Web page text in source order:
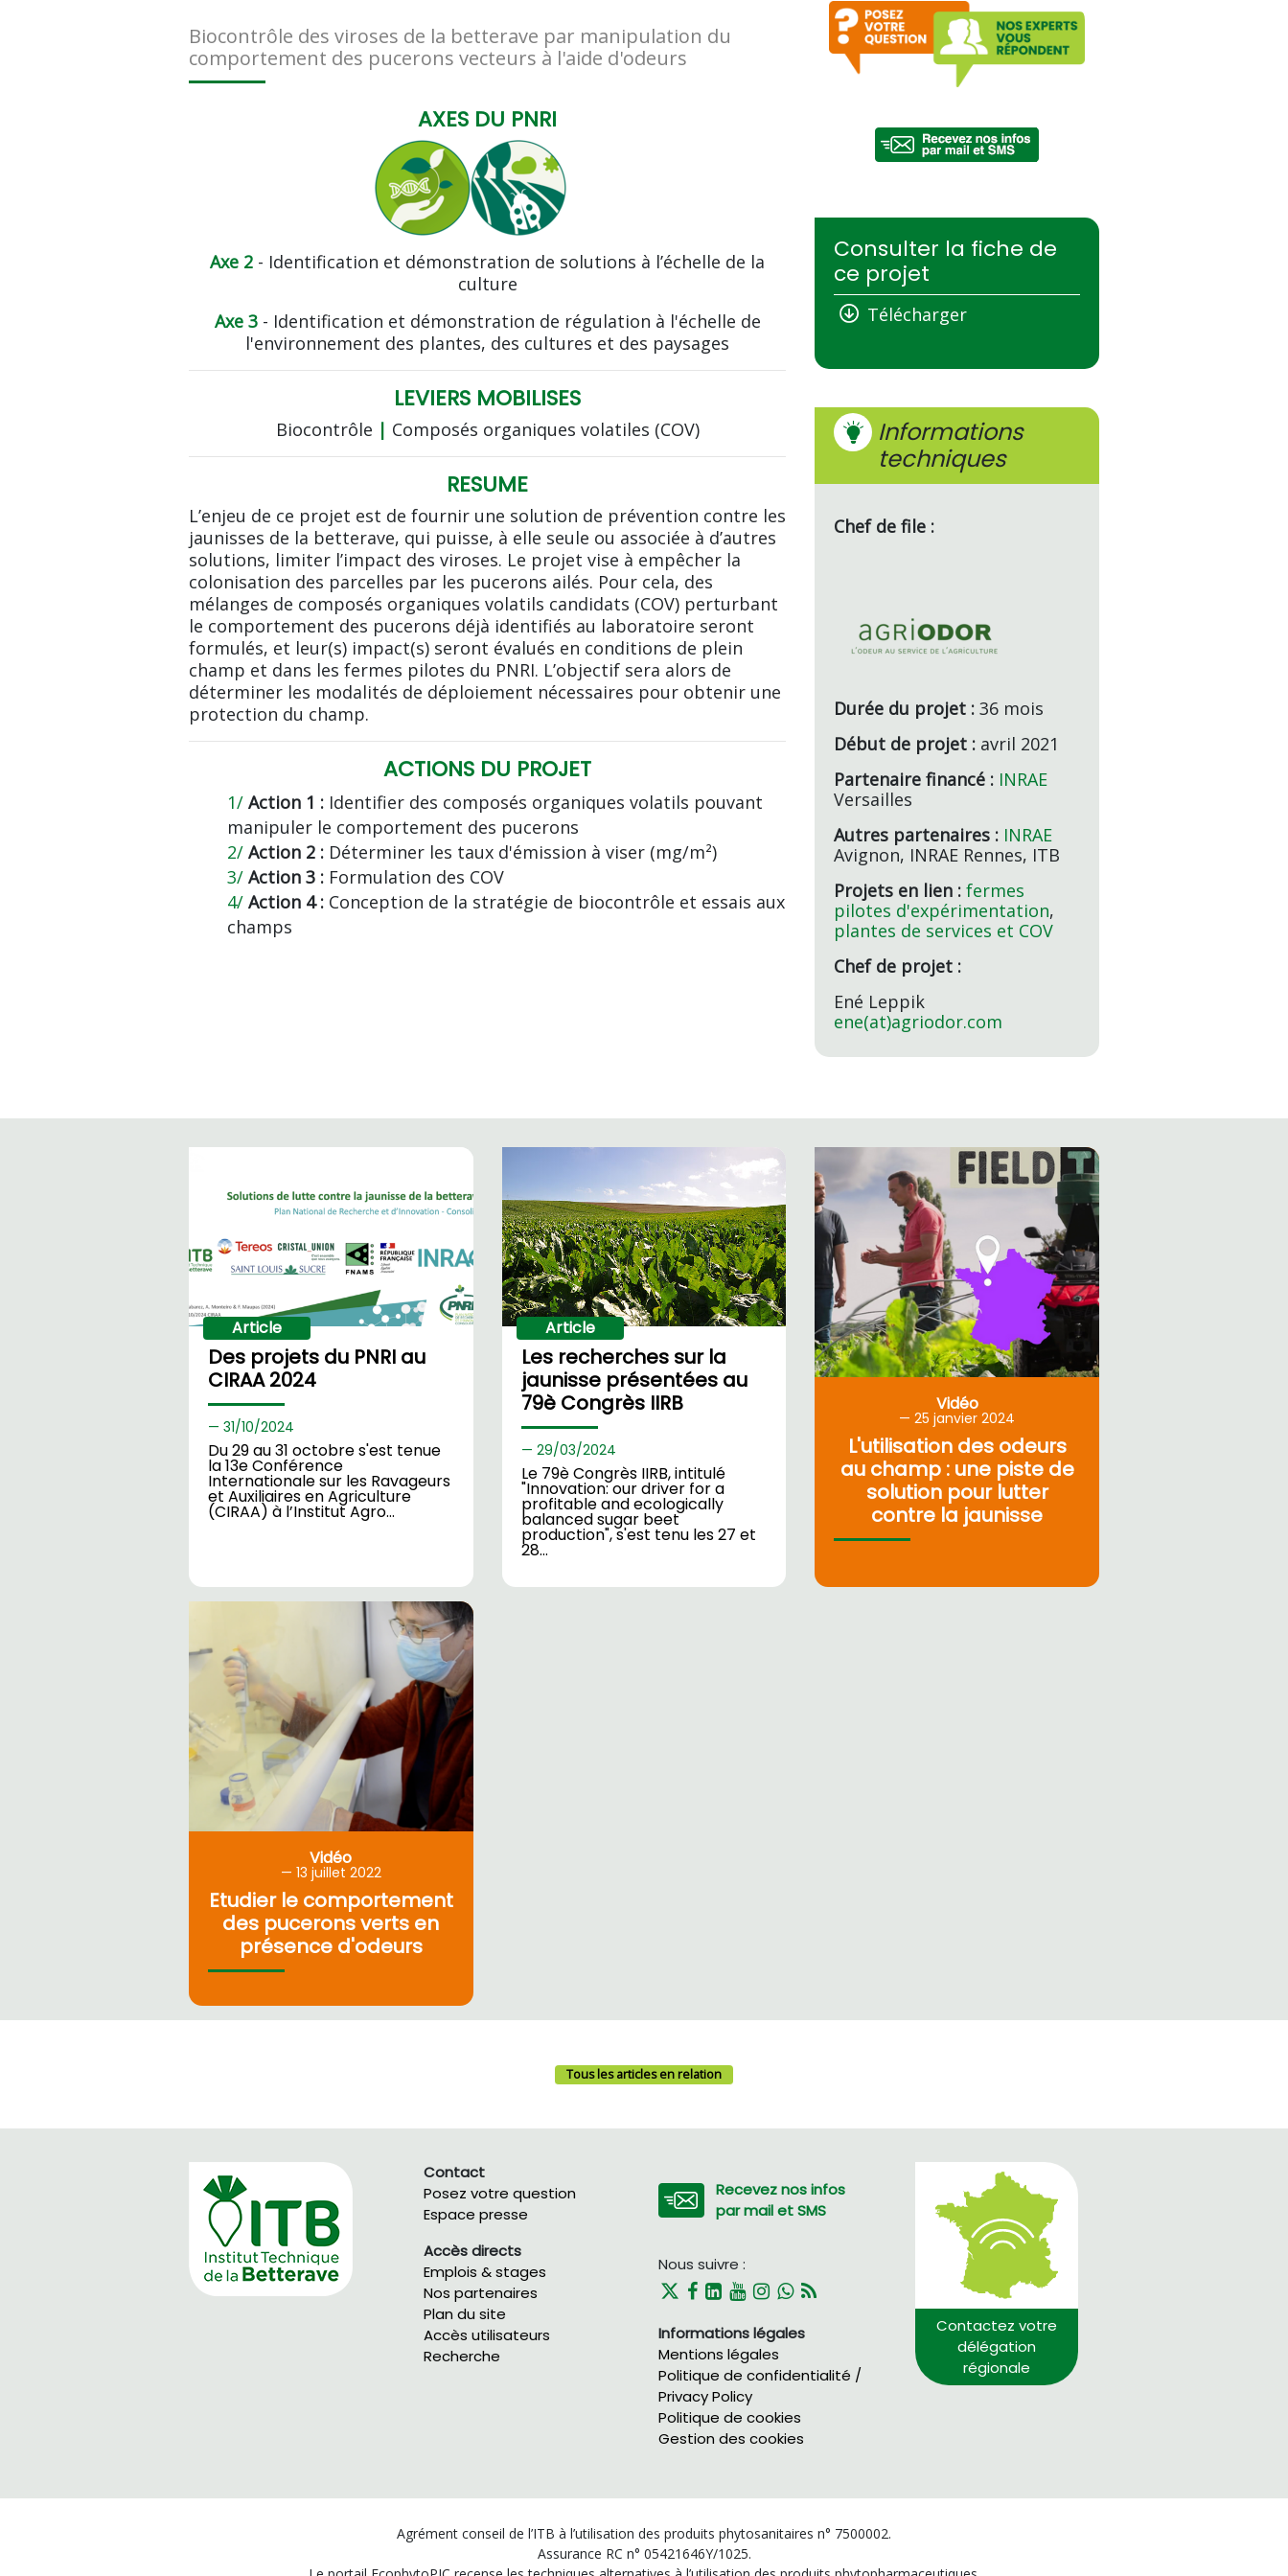
Biocontrôle des viroses de la betterave par manipulation du
comportement des pucerons vecteurs à l'aide d'odeurs
AXES DU PNRI
Axe 2 - Identification et démonstration de solutions à l’échelle de la
culture
Axe 3 - Identification et démonstration de régulation à l'échelle de
l'environnement des plantes, des cultures et des paysages
LEVIERS MOBILISES
Biocontrôle | Composés organiques volatiles (COV)
RESUME
L’enjeu de ce projet est de fournir une solution de prévention contre les
jaunisses de la betterave, qui puisse, à elle seule ou associée à d’autres
solutions, limiter l’impact des viroses. Le projet vise à empêcher la
colonisation des parcelles par les pucerons ailés. Pour cela, des
mélanges de composés organiques volatils candidats (COV) perturbant
le comportement des pucerons déjà identifiés au laboratoire seront
formulés, et leur(s) impact(s) seront évalués en conditions de plein
champ et dans les fermes pilotes du PNRI. L’objectif sera alors de
déterminer les modalités de déploiement nécessaires pour obtenir une
protection du champ.
ACTIONS DU PROJET
Action 1 : Identifier des composés organiques volatils pouvant
manipuler le comportement des pucerons
Action 2 : Déterminer les taux d'émission à viser (mg/m²)
Action 3 : Formulation des COV
Action 4 : Conception de la stratégie de biocontrôle et essais aux
champs
Consulter la fiche de
ce projet
Télécharger
Informations
techniques
Chef de file :
Durée du projet :36 mois
Début de projet : avril 2021
Partenaire financé : INRAE
Versailles
Autres partenaires : INRAE
Avignon, INRAE Rennes, ITB
Projets en lien : fermes
pilotes d'expérimentation,
plantes de services et COV
Chef de projet :
Ené Leppik
ene(at)agriodor.com
Article
Des projets du PNRI au
CIRAA 2024
31/10/2024
Du 29 au 31 octobre s'est tenue
la 13e Conférence
Internationale sur les Ravageurs
et Auxiliaires en Agriculture
(CIRAA) à l’Institut Agro…
Article
Les recherches sur la
jaunisse présentées au
79è Congrès IIRB
29/03/2024
Le 79è Congrès IIRB, intitulé
"Innovation: our driver for a
profitable and ecologically
balanced sugar beet
production", s'est tenu les 27 et
28…
Vidéo
25janvier 2024
L'utilisation des odeurs
au champ : une piste de
solution pour lutter
contre la jaunisse
Vidéo
13 juillet 2022
Etudier le comportement
des pucerons verts en
présence d'odeurs
Tous les articles en relation
Contactez votre
délégation
régionale
Recevez nos infos
par mail et SMS
Nous suivre :
Informations légales
Mentions légales
Politique de confidentialité /
Privacy Policy
Politique de cookies
Gestion des cookies
Contact
Posez votre question
Espace presse
Accès directs
Emplois & stages
Nos partenaires
Plan du site
Accès utilisateurs
Recherche
Agrément conseil de l’ITB à l’utilisation des produits phytosanitaires n° 7500002.
Assurance RC n° 05421646Y/1025.